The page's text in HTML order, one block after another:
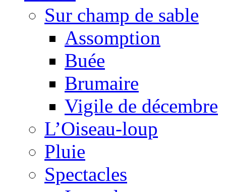
Sur champ de sable
Assomption
Buée
Brumaire
Vigile de décembre
L’Oiseau-loup
Pluie
Spectacles